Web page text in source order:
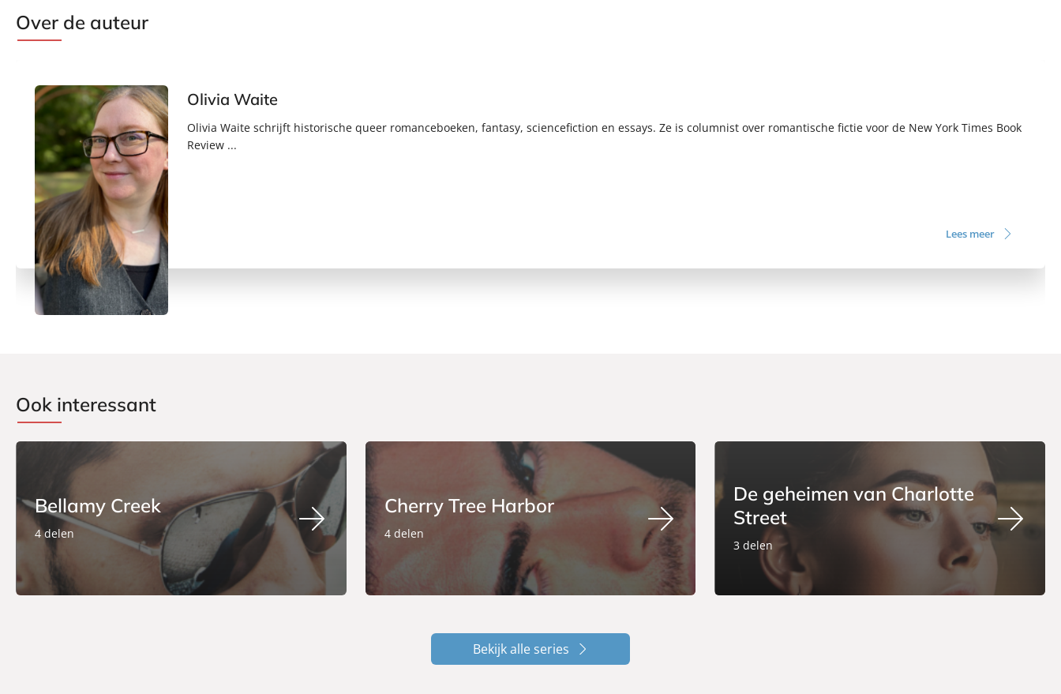
Over de auteur
Olivia Waite
Olivia Waite schrijft historische queer romanceboeken, fantasy, sciencefiction en essays. Ze is columnist over romantische fictie voor de New York Times Book
Review ...
Lees meer
Ook interessant
Bellamy Creek
4 delen
Cherry Tree Harbor
4 delen
De geheimen van Charlotte
Street
3 delen
Bekijk alle series